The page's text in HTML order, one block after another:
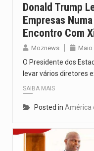
Donald Trump
Empresas
Encontro Com
Moznews Maio
O Presidente dos
levar vários diretores
SAIBA MAIS
Posted in América